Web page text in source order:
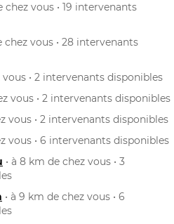
chez vous • 19 intervenants
chez vous • 28 intervenants
vous • 2 intervenants disponibles
vous • 2 intervenants disponibles
vous • 2 intervenants disponibles
vous • 6 intervenants disponibles
• à 8 km de chez vous • 3
• à 9 km de chez vous • 6